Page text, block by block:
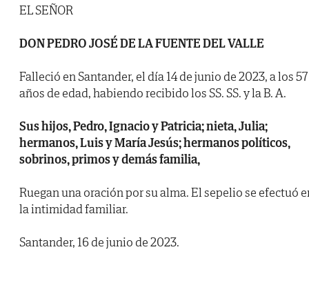
EL SEÑOR
DON PEDRO JOSÉ DE LA FUENTE DEL VALLE
Falleció en Santander, el día 14 de junio de 2023, a los 57
años de edad, habiendo recibido los SS. SS. y la B. A.
Sus hijos, Pedro, Ignacio y Patricia; nieta, Julia;
hermanos, Luis y María Jesús; hermanos políticos,
sobrinos, primos y demás familia,
Ruegan una oración por su alma. El sepelio se efectuó
la intimidad familiar.
Santander, 16 de junio de 2023.